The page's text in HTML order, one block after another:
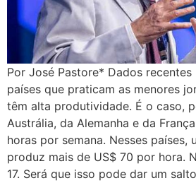
Por José Pastore* Dados
países que praticam as menores
têm alta produtividade. É o caso,
Austrália, da Alemanha e da
horas por semana. Nesses países,
produz mais de US$ 70 por hora.
17. Será que isso pode dar um